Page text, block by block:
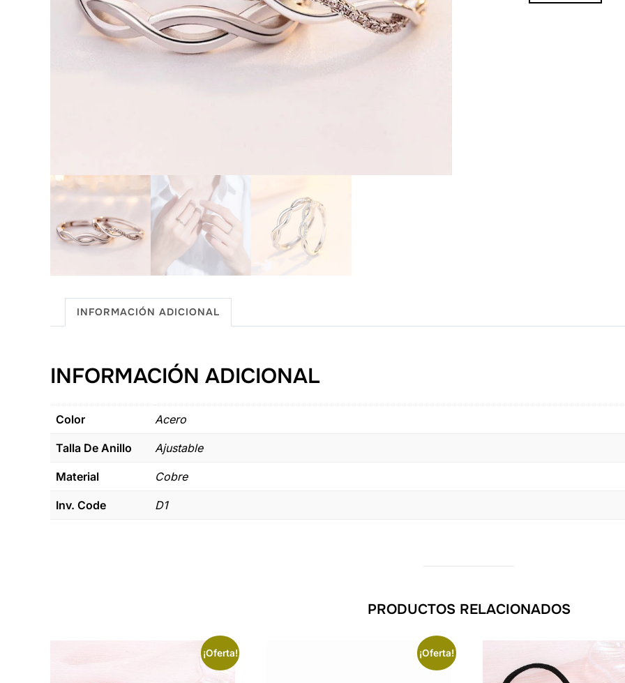
INFORMACIÓN ADICIONAL
INFORMACIÓN ADICIONAL
Color Acero
Talla De Anillo Ajustable
Material Cobre
Inv. Code D1
PRODUCTOS RELACIONADOS
¡Oferta! ¡Oferta!